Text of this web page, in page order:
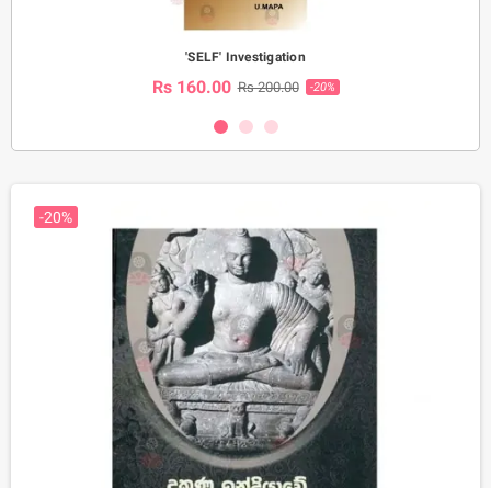
'SELF' Investigation
Rs 160.00 Rs 200.00 -20%
-20%